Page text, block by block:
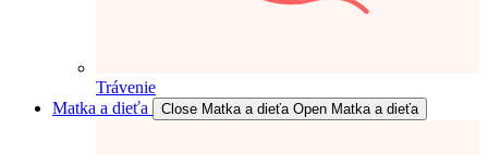
Trávenie
Matka a dieťa
Close Matka a dieťa Open Matka a dieťa